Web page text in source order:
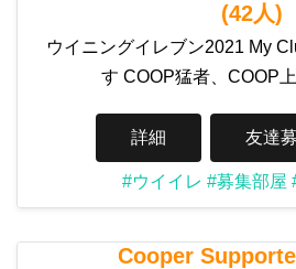
(42人)
ウイニングイレブン2021 My
す COOP猛者、COOP
詳細 友達
#ウイイレ #募集部屋
Cooper